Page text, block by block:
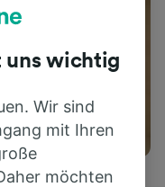
uns wichtig
Wir sind
mit Ihren
möchten